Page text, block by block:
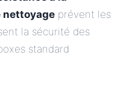
prévent les
la sécurité des
standard